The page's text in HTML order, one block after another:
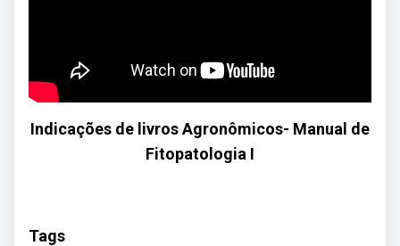
Indicações de livros Agronômicos- Manual de
Fitopatologia I
Tags